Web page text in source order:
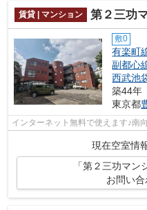
賃貸 | マンション 第２三功
敷0
有楽町
副都心
西武池
築44年
東京都
インターネット無料で使えます♪南
現在空室情
「第２三功マ
お問い